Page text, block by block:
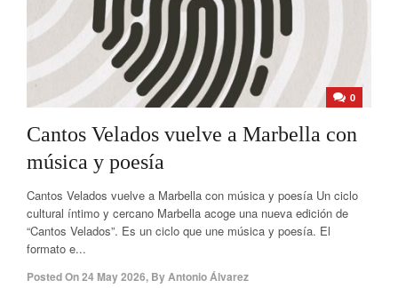
0
Cantos Velados vuelve a Marbella con
música y poesía
Cantos Velados vuelve a Marbella con música y poesía Un ciclo
cultural íntimo y cercano Marbella acoge una nueva edición de
“Cantos Velados”. Es un ciclo que une música y poesía. El
formato e...
Posted On24 May 2026, ByAntonio Álvarez